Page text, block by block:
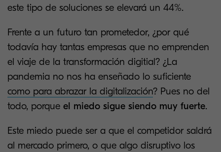
este tipo de soluciones se elevará un 44%.
Frente a un futuro tan prometedor, ¿por qué
todavía hay tantas empresas que no emprenden
el viaje de la transformación digitial? ¿La
pandemia no nos ha enseñado lo suficiente
como para abrazar la digitalización? Pues no del
todo, porque el miedo sigue siendo muy fuerte.
Este miedo puede ser a que el competidor saldrá
al mercado primero, o que algo disruptivo los